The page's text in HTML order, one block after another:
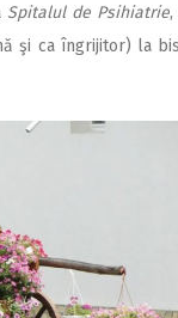
Spitalul de Psihiatrie,
şi ca îngrijitor) la